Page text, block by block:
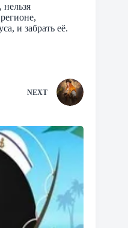
и забрать её.
NEXT